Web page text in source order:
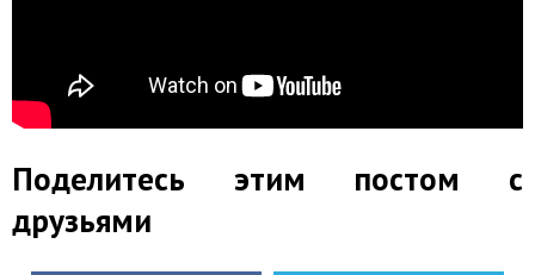
Поделитесь этим постом с
друзьями